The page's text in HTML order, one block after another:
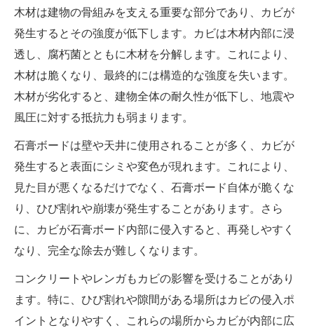
木材は建物の骨組みを支える重要な部分であり、カビが
発生するとその強度が低下します。カビは木材内部に浸
透し、腐朽菌とともに木材を分解します。これにより、
木材は脆くなり、最終的には構造的な強度を失います。
木材が劣化すると、建物全体の耐久性が低下し、地震や
風圧に対する抵抗力も弱まります。
石膏ボードは壁や天井に使用されることが多く、カビが
発生すると表面にシミや変色が現れます。これにより、
見た目が悪くなるだけでなく、石膏ボード自体が脆くな
り、ひび割れや崩壊が発生することがあります。さら
に、カビが石膏ボード内部に侵入すると、再発しやすく
なり、完全な除去が難しくなります。
コンクリートやレンガもカビの影響を受けることがあり
ます。特に、ひび割れや隙間がある場所はカビの侵入ポ
イントとなりやすく、これらの場所からカビが内部に広